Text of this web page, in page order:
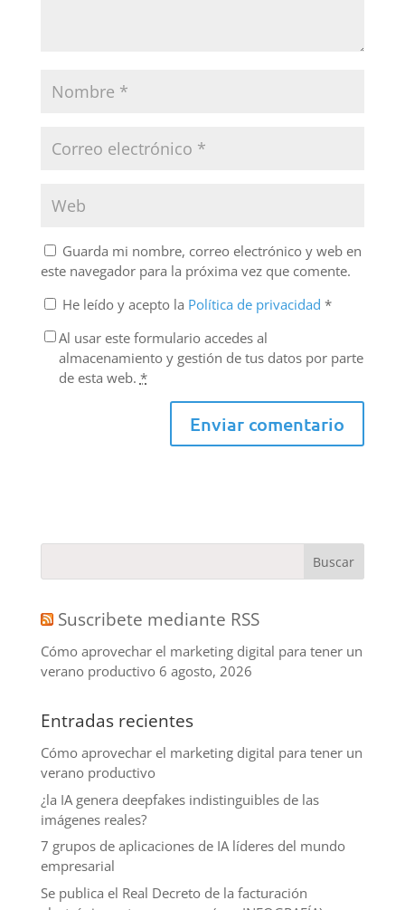
Guarda mi nombre, correo electrónico y web en
este navegador para la próxima vez que comente.
He leído y acepto la Política de privacidad *
Al usar este formulario accedes al
almacenamiento y gestión de tus datos por parte
de esta web. *
Suscribete mediante RSS
Cómo aprovechar el marketing digital para tener un
verano productivo 6 agosto, 2026
Entradas recientes
Cómo aprovechar el marketing digital para tener un
verano productivo
¿la IA genera deepfakes indistinguibles de las
imágenes reales?
7 grupos de aplicaciones de IA líderes del mundo
empresarial
Se publica el Real Decreto de la facturación